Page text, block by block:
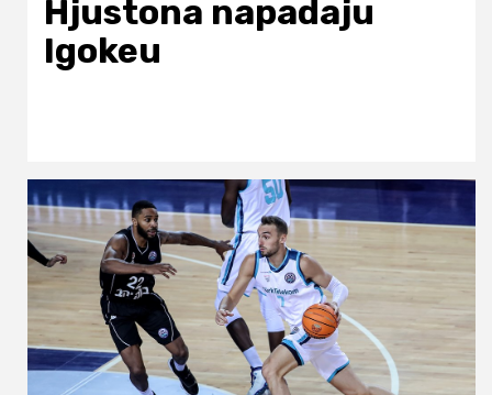
Hjustona napadaju
Igokeu